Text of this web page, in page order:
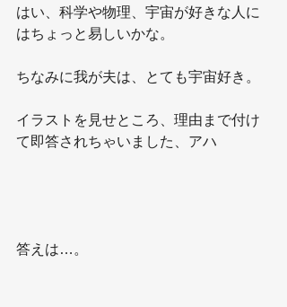
はい、科学や物理、宇宙が好きな人に
はちょっと易しいかな。
ちなみに我が夫は、とても宇宙好き。
イラストを見せところ、理由まで付け
て即答されちゃいました、アハ
答えは…。